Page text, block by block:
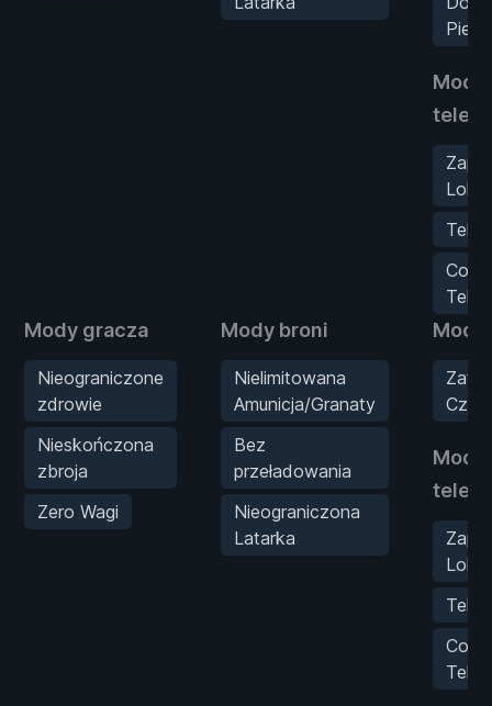
Mody
Cofnij
Mody gracza
Nieograniczone
zdrowie
Nieskończona
zbroja
Zero Wagi
Mody broni
Nielimitowana
Amunicja/Granaty
Bez
przeładowania
Nieograniczona
Latarka
Mody
Mody
Cofnij